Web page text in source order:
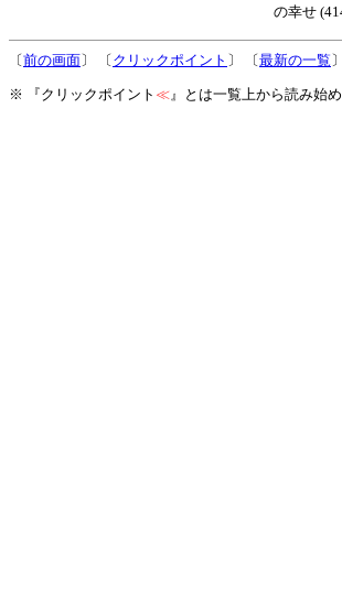
の幸せ
〔前の画面〕 〔 クリックポイント 〕 〔最新の一覧
※ 『クリックポイント ≪』とは一覧上から読み始